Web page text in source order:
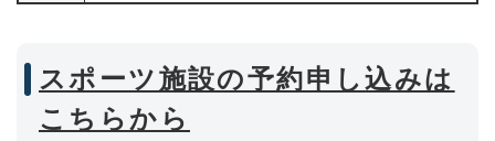
スポーツ施設の予約申し込みは
こちらから